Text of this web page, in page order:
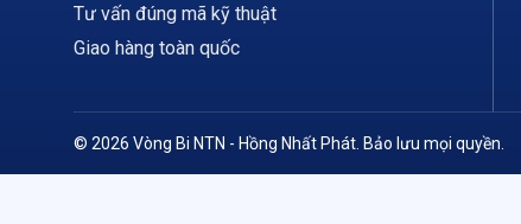
Tư vấn đúng mã kỹ thuật
Giao hàng toàn quốc
© 2026 Vòng Bi NTN - Hồng Nhất Phát. Bảo lưu mọi quyền.